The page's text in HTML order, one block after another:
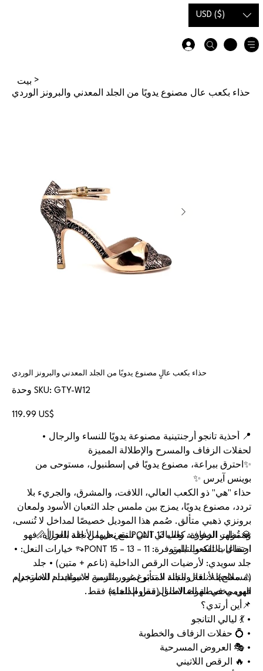
USD ($)
بيت >
حذاء بكعب عالٍ مصنوع يدويًا من الجلد المعدني والبرونز الوردي
حذاء بكعب عالٍ مصنوع يدويًا من الجلد المعدني والبرونز الوردي
وحدة SKU:
SKU
GTY-
GTY-W12
السعر
‏119.99 US$
📍 أحذية تانجو أرجنتينية مصنوعة يدويًا للنساء والرجال •
لحفلات الزفاف والمسرح والإطلالة المميزة
✨احترق ببراعة، مصنوع يدويًا في إسطنبول، مستوحى من
بوينس آيرس ✨
حذاء "هي" ذو الكعب العالي، اللافت، والمشرق، والجريء بلا
تردد، مصنوع يدويًا، يمزج بين ملمس جلد الثعبان الأسود ولمعان
برونزي ذهبي متألق. صُمم هذا الموديل خصيصًا لمداخل لا تُنسى،
وممرات الزفاف، والليالي التي تلتقي فيها الأناقة بالجرأة، فهو
احتفال بالثقة والتباين.
💎 تُظهر الصورة: كعب 13 PONT مع نعل من جلد الغزال📏
ارتفاعات الكعب المتوفرة: 11 – 13 – 15 PONT👡 خيارات النعل: •
جلد سويدي: لأرضيات الرقص الداخلية (ناعم + متين) • جلد
(مسطح): لأناقة ومتانة لا تتأثر بمرور الزمن • نيولايت: للاستخدام
اليومي في الهواء الطلق (مقاوم للماء)
⚠️ ملاحظة: نعال الجلد المدبوغ غير مناسبة للاستخدام الخارجي،
فهي مخصصة لصالات الرقص الداخلية فقط.
📌أين أرتدي؟
• 💃 ليالي التانجو
• 💍 حفلات الزفاف والخطوبة
• 🎭 العروض المسرحية
• 🔥 الرقص اللاتيني